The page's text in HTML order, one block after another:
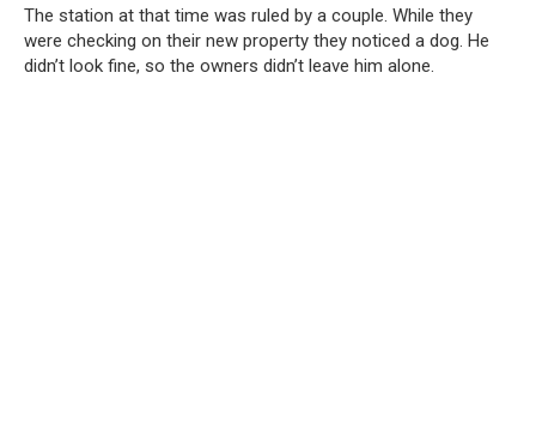
The station at that time was ruled by a couple. While they
were checking on their new property they noticed a dog. He
didn’t look fine, so the owners didn’t leave him alone.